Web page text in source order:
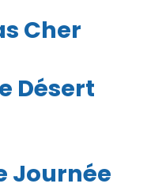
Cher
Désert
Journée